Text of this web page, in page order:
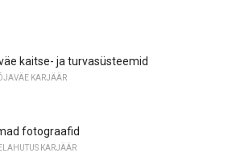
kaitse- ja turvasüsteemid
KARJÄÄR
fotograafid
KARJÄÄR